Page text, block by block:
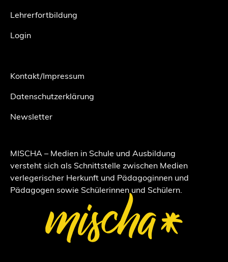
Lehrerfortbildung
Login
Kontakt/Impressum
Datenschutzerklärung
Newsletter
MISCHA – Medien in Schule und Ausbildung
versteht sich als Schnittstelle zwischen Medien
verlegerischer Herkunft und Pädagoginnen und
Pädagogen sowie Schülerinnen und Schülern.